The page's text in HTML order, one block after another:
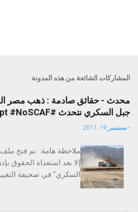
المشاركات الشائعة من هذه المدونة
محدث - حقائق صادمة : ذهب مصر
جبل السكري نتحدث #SCAF #Egypt #NoSCAF
-سبتمبر 19, 2011
ملاحظة هامة: تم فتح
إلا بعد استعداة الحقوق
السكري" في صحيفة
السكري لاستخراج
التغيير تكشف علاقة